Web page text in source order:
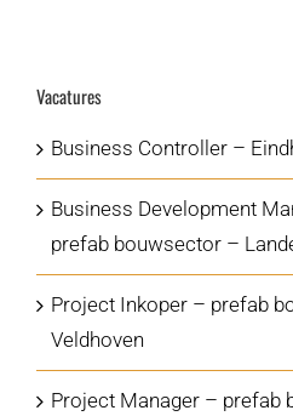
Vacatures
Business Controller –
Business Development
prefab bouwsector –
Project Inkoper – prefab
Veldhoven
Project Manager – prefab